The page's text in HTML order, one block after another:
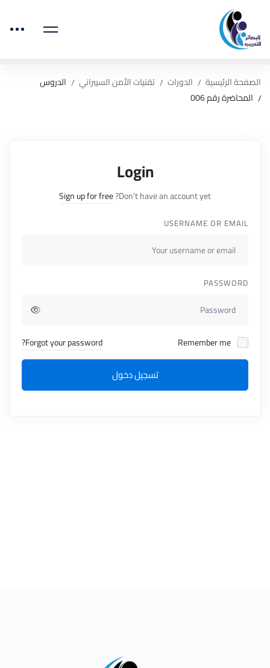
الصفحة الرئيسية الدورات تقنيات الأمن السيبراني
الدروس
المحاضرة رقم 006
Login
Don't have an account yet?
Sign up for free
USERNAME OR EMAIL
PASSWORD
Forgot your password?
تسجيل دخول